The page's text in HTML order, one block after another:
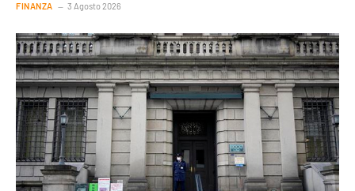
FINANZA 3 Agosto 2026